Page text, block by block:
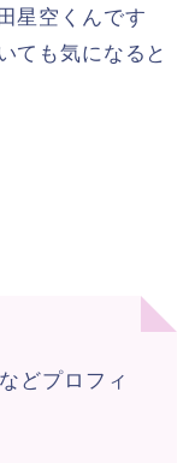
星空くんです
ても気になると
どプロフィ